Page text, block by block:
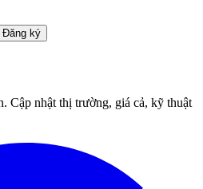
Đăng ký
Cập nhật thị trường, giá cả, kỹ thuật